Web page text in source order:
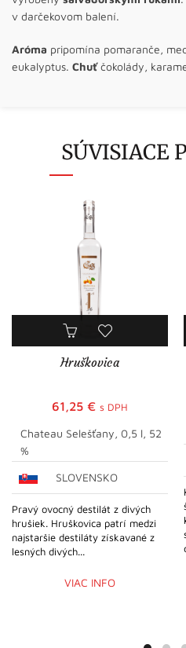
v darčekovom balení.
Aróma pripomína pomaranče,
eukalyptus. Chuťčokolády,
SÚVISIACE
Hruškovica
61,25 € s DPH
Chateau Selešťany, 0,5 l, 52
%
SLOVENSKO
Pravý ovocný destilát z divých
hrušiek. Hruškovica patrí medzi
najstaršie destiláty získavané z
lesných divých...
VIAC INFO